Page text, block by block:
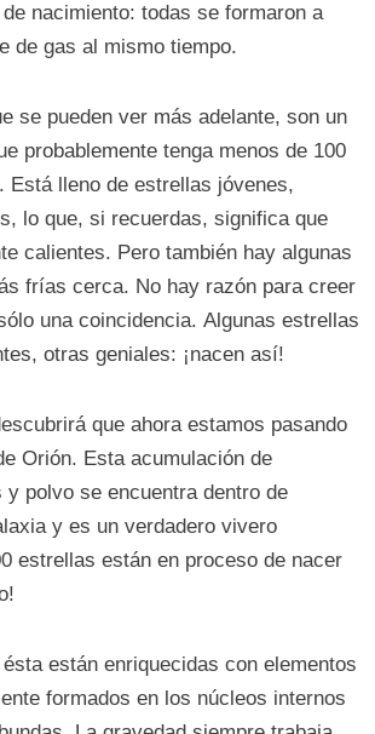
nacimiento: todas se formaron a
de gas al mismo tiempo.
se pueden ver más adelante, son un
probablemente tenga menos de 100
Está lleno de estrellas jóvenes,
lo que, si recuerdas, significa que
calientes. Pero también hay algunas
frías cerca. No hay razón para creer
una coincidencia. Algunas estrellas
otras geniales: ¡nacen así!
que ahora estamos pasando
Orión. Esta acumulación de
y polvo se encuentra dentro de
y es un verdadero vivero
estrellas están en proceso de nacer
están enriquecidas con elementos
formados en los núcleos internos